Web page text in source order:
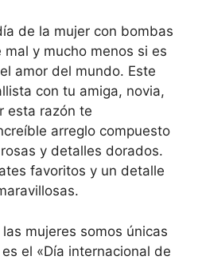
y mucho menos si es
amor del mundo. Este
con tu amiga, novia,
esta razón te
arreglo compuesto
y detalles dorados.
favoritos y un detalle
mujeres somos únicas
el «Día internacional de